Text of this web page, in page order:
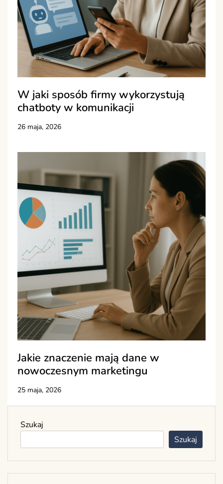
W jaki sposób firmy wykorzystują
chatboty w komunikacji
26 maja, 2026
Jakie znaczenie mają dane w
nowoczesnym marketingu
25 maja, 2026
Szukaj
Szukaj